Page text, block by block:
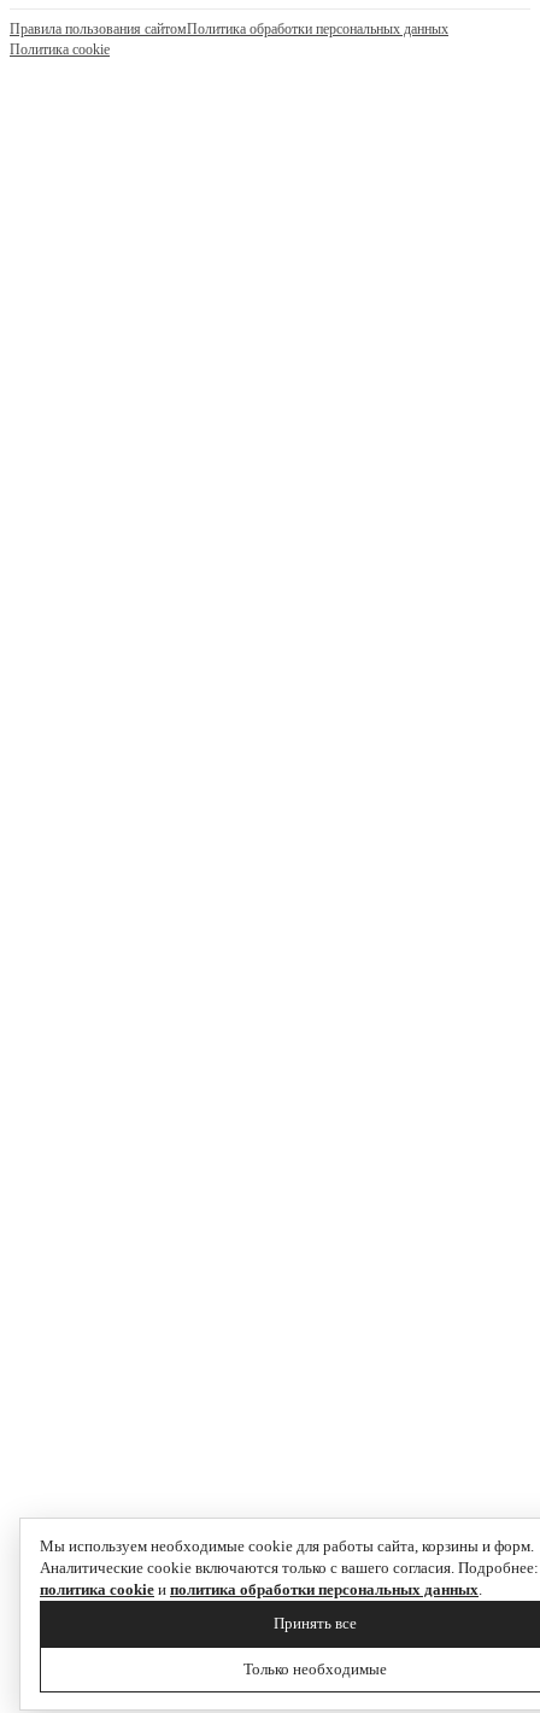
Правила пользования сайтомПолитика обработки персональных данных
Политика cookie
Мы используем необходимые cookie для работы сайта, корзины и форм.
Аналитические cookie включаются только с вашего согласия. Подробнее:
политика cookie и политика обработки персональных данных.
Только необходимые
Принять все